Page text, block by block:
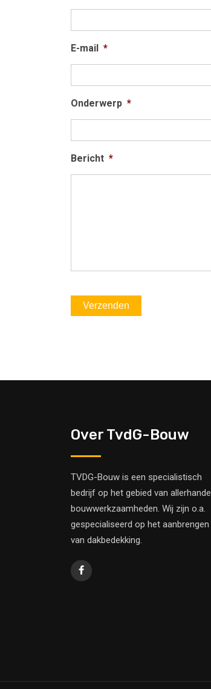
E-mail *
Onderwerp *
Bericht *
Over TvdG-Bouw
TVDG-Bouw is een specialistisch
bedrijf op het gebied van allerhande
bouwwerkzaamheden. Wij zijn o.a.
gespecialiseerd op het aanbrengen
van dakbedekking.